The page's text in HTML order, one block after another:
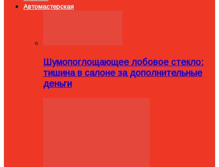
Автомастерская
Шумопоглощающее лобовое стекло:
тишина в салоне за дополнительные
деньги